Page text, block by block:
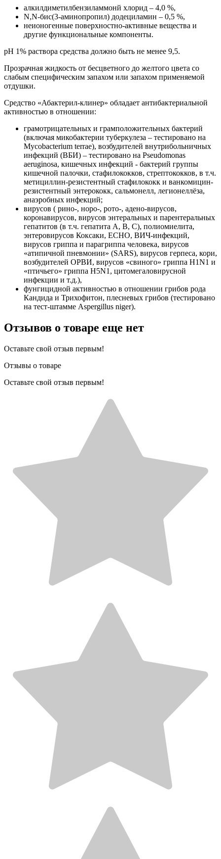
алкилдиметилбензиламмонй хлорид – 4,0 %,
N,N-бис(3-аминопропил) додециламин – 0,5 %,
неионогенные поверхностно-активные вещества и
другие функциональные компоненты.
рН 1% раствора средства должно быть не менее 9,5.
Прозрачная жидкость от бесцветного до желтого цвета со
слабым специфическим запахом или запахом применяемой
отдушки.
Средство «Абактерил-клинер» обладает антибактериальной
активностью в отношении:
грамотрицательных и грамположительных бактерий
(включая микобактерии туберкулеза – тестировано на
Mycobacterium terrae), возбудителей внутрибольничных
инфекций (ВБИ) – тестировано на Pseudomonas
aeruginosa, кишечных инфекций - бактерий группы
кишечной палочки, стафилококков, стрептококков, в т.ч.
метициллин-резистентный стафилококк и ванкомицин-
резистентный энтерококк, сальмонелл, легионеллёза,
анаэробных инфекций;
вирусов ( рино-, норо-, рото-, адено-вирусов,
коронавирусов, вирусов энтеральных и парентеральных
гепатитов (в т.ч. гепатита А, В, С), полиомиелита,
энтеровирусов Коксаки, ЕСНО, ВИЧ-инфекций,
вирусов гриппа и парагриппа человека, вирусов
«атипичной пневмонии» (SARS), вирусов герпеса, кори,
возбудителей ОРВИ, вирусов «свиного» гриппа H1N1 и
«птичьего» гриппа H5N1, цитомегаловирусной
инфекции и т.д.),
фунгицидной активностью в отношении грибов рода
Кандида и Трихофитон, плесневых грибов (тестировано
на тест-штамме Aspergillus niger).
Отзывов о товаре еще нет
Оставьте свой отзыв первым!
Отзывы о товаре
Оставьте свой отзыв первым!